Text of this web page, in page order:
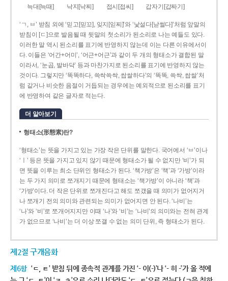
늑대[늑때] 낙지[낙찌] 접시[접씨] 갑자기[갑짜기]
‘ㄱ, ㅂ’ 받침 외에 ‘믿고[믿꼬], 잊지[읻찌]’와 ‘낯설다[낟썰다]’처럼 앞말의
받침이 [ㄷ]으로 발음될 때 뒷말의 첫소리가 된소리로 나는 예들도 있다.
이러한 말 역시 된소리를 표기에 반영하지 않는데 이는 다른 이유에서이
다. 이들은 ‘어간+어미’, ‘어근+어근’과 같이 두 개의 형태소가 결합된 말
이라서, ‘눈곱, 발바닥’ 등과 마찬가지로 된소리를 표기에 반영하지 않는
것이다. 그렇지만 ‘똑똑하다, 쓱싹쓱싹, 쌉쌀하다’의 ‘똑똑, 쓱싹, 쌉쌀’처
럼 같거나 비슷한 음절이 거듭되는 경우에는 예외적으로 된소리를 표기
에 반영하여 같은 글자로 적는다.
더 알아보기
형태소(形態素)란?
‘형태소’는 뜻을 가지고 있는 가장 작은 단위를 말한다. 국어에서 ‘ㅂ’이나
‘ㅣ’ 등은 뜻을 가지고 있지 않기 때문에 형태소가 될 수 없지만 ‘비’가 되
면 뜻을 이루는 최소 단위인 형태소가 된다. ‘책가방’은 ‘책’과 ‘가방’이라
는 두 가지 의미로 쪼개지기 때문에 형태소는 ‘책가방’이 아니라 ‘책’과
‘가방’이다. 더 작은 단위로 쪼개진다고 해도 쪼갰을 때 의미가 없어지거
나 쪼개기 전의 의미와 관련되는 의미가 없어지면 안 된다. ‘나비’는
‘나’와 ‘비’로 쪼개어지지만 이때 ‘나’와 ‘비’는 ‘나비’의 의미와는 전혀 관계
가 없으므로 ‘나비’는 더 이상 쪼갤 수 없는 의미 단위, 즉 형태소가 된다.
제2절 구개음화
제6항 ‘ㄷ, ㅌ’ 받침 뒤에 종속적 관계를 가진 ‘- 이(-)’나 ‘- 히 -’가 올 적에